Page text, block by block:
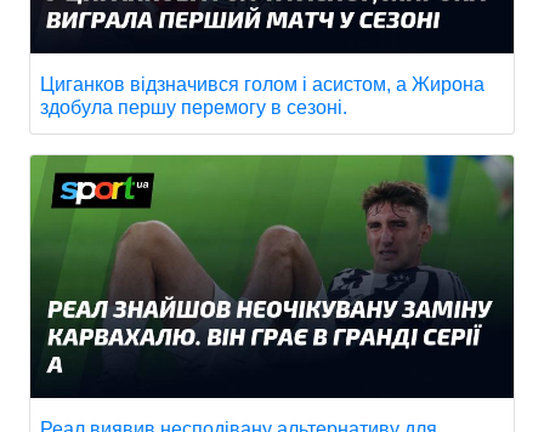
Циганков відзначився голом і асистом, а Жирона
здобула першу перемогу в сезоні.